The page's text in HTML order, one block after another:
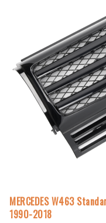
MERCEDES W463
1990-2018